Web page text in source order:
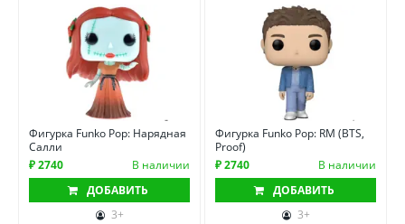
Фигурка Funko Pop: Нарядная
Салли
₽ 2740
В наличии
ДОБАВИТЬ
3+
Фигурка Funko Pop: RM (BTS,
Proof)
₽ 2740
В наличии
ДОБАВИТЬ
3+